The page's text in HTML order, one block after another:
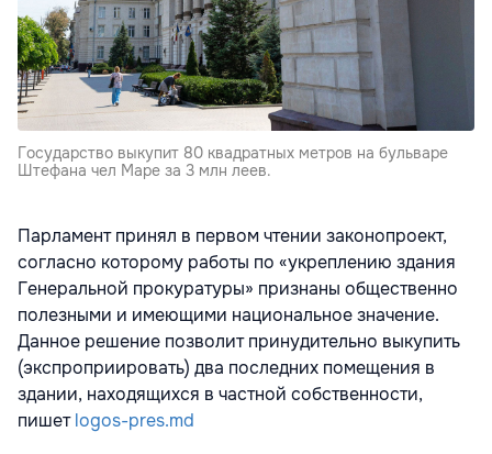
Государство выкупит 80 квадратных метров на бульваре
Штефана чел Маре за 3 млн леев.
Парламент принял в первом чтении законопроект,
согласно которому работы по «укреплению здания
Генеральной прокуратуры» признаны общественно
полезными и имеющими национальное значение.
Данное решение позволит принудительно выкупить
(экспроприировать) два последних помещения в
здании, находящихся в частной собственности,
пишетlogos-pres.md